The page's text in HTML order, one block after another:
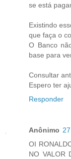
se está
Existindo
que faça o
O Banco
base para
Consultar
Espero ter
Responder
Anônimo
OI
NO VALOR